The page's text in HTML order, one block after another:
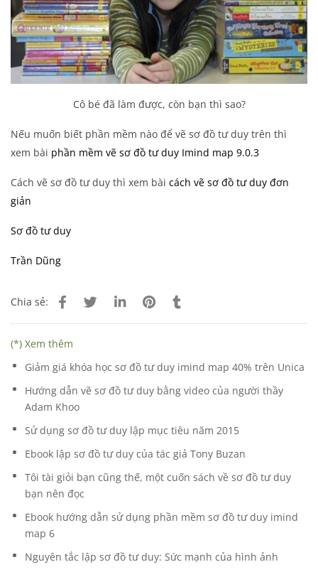
Cô bé đã làm được, còn bạn thì sao?
Nếu muốn biết phần mềm nào để vẽ sơ đồ tư duy trên thì
xem bài phần mềm vẽ sơ đồ tư duy Imind map 9.0.3
Cách vẽ sơ đồ tư duy thì xem bài cách vẽ sơ đồ tư duy đơn
giản
Sơ đồ tư duy
Trần Dũng
Chia sẻ:
(*) Xem thêm
Giảm giá khóa học sơ đồ tư duy imind map 40% trên Unica
Hướng dẫn vẽ sơ đồ tư duy bằng video của người thầy
Adam Khoo
Sử dụng sơ đồ tư duy lập mục tiêu năm 2015
Ebook lập sơ đồ tư duy của tác giả Tony Buzan
Tôi tài giỏi bạn cũng thế, một cuốn sách về sơ đồ tư duy
bạn nên đọc
Ebook hướng dẫn sử dụng phần mềm sơ đồ tư duy imind
map 6
Nguyên tắc lập sơ đồ tư duy: Sức mạnh của hình ảnh